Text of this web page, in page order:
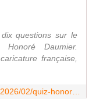
questions sur le
Daumier.
française,